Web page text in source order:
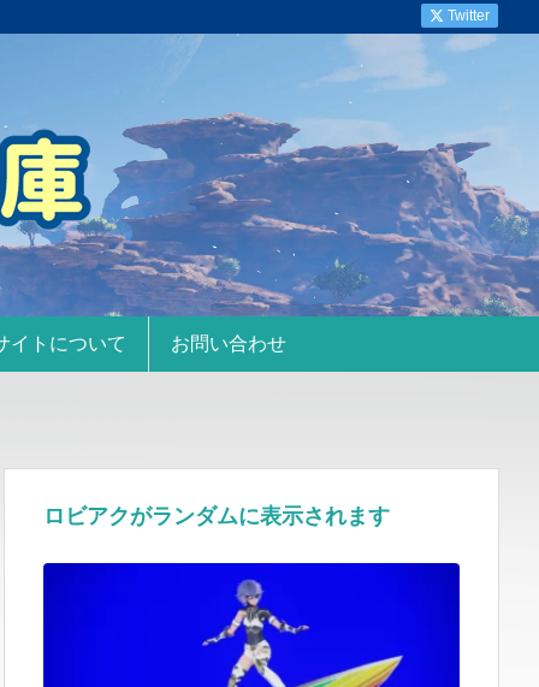
イトについて お問い合わせ
Twitter
ロビアクがランダムに表示されます